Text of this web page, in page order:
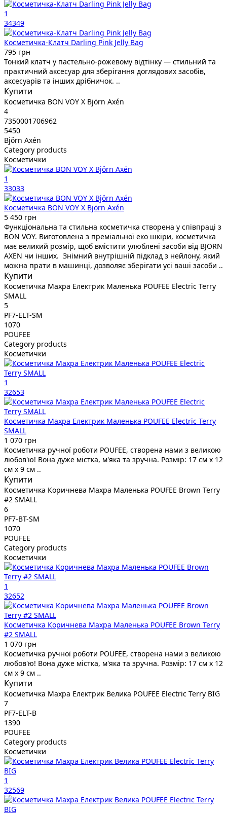
1
34349
Косметичка-Клатч Darling Pink Jelly Bag
795 грн
Тонкий клатч у пастельно-рожевому відтінку — стильний та
практичний аксесуар для зберігання доглядових засобів,
аксесуарів та інших дрібничок. ..
Купити
Косметичка BON VOY X Björn Axén
4
7350001706962
5450
Björn Axén
Category products
Косметички
1
33033
Косметичка BON VOY X Björn Axén
5 450 грн
Функціональна та стильна косметичка створена у співпраці з
BON VOY. Виготовлена з преміальної еко шкіри, косметичка
має великий розмір, щоб вмістити улюблені засоби від BJORN
AXEN чи інших. Знімний внутрішній підклад з нейлону, який
можна прати в машинці, дозволяє зберігати усі ваші засоби ..
Купити
Косметичка Махра Електрик Маленька POUFEE Electric Terry
SMALL
5
PF7-ELT-SM
1070
POUFEE
Category products
Косметички
1
32653
Косметичка Махра Електрик Маленька POUFEE Electric Terry
SMALL
1 070 грн
Косметичка ручної роботи POUFEE, створена нами з великою
любов'ю! Вона дуже містка, м'яка та зручна. Розмір: 17 см х 12
см х 9 см ..
Купити
Косметичка Коричнева Махра Маленька POUFEE Brown Terry
#2 SMALL
6
PF7-BT-SM
1070
POUFEE
Category products
Косметички
1
32652
Косметичка Коричнева Махра Маленька POUFEE Brown Terry
#2 SMALL
1 070 грн
Косметичка ручної роботи POUFEE, створена нами з великою
любов'ю! Вона дуже містка, м'яка та зручна. Розмір: 17 см х 12
см х 9 см ..
Купити
Косметичка Махра Електрик Велика POUFEE Electric Terry BIG
7
PF7-ELT-B
1390
POUFEE
Category products
Косметички
1
32569